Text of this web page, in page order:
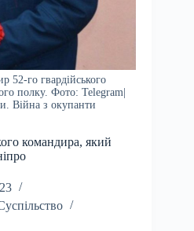
52-го гвардійського
полку. Фото: Telegram|
Війна з окупанти
командира, який